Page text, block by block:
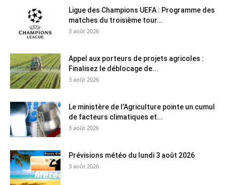
Ligue des Champions UEFA : Programme des
matches du troisième tour...
3 août 2026
Appel aux porteurs de projets agricoles :
Finalisez le déblocage de...
3 août 2026
Le ministère de l’Agriculture pointe un cumul
de facteurs climatiques et...
3 août 2026
Prévisions météo du lundi 3 août 2026
3 août 2026